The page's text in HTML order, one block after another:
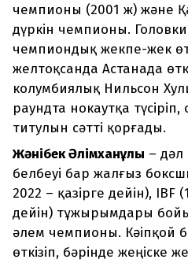
чемпионы (2001 ж) және
дүркін чемпионы.
чемпиондық жекпе-жек
желтоқсанда Астанада
колумбиялық Нильсон
раундта нокаутқа
титулын сәтті қорғады.
Жәнібек Әлімханұлы – дәл
белбеуі бар жалғыз
2022 – қазірге дейін), IBF
дейін) тұжырымдары
әлем чемпионы. Кәіпқой
өткізіп, бәрінде жеңіске